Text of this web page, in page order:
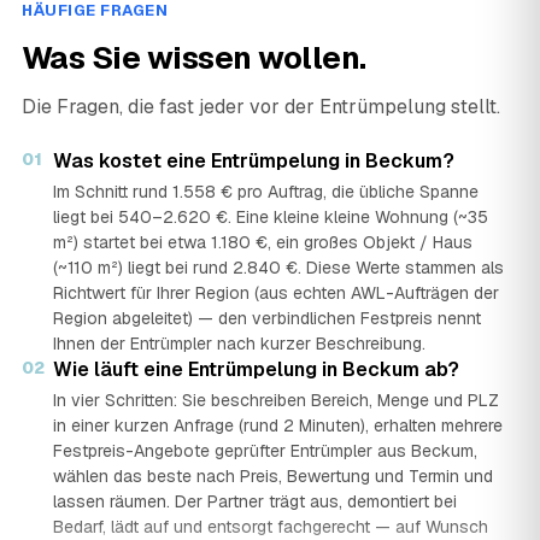
HÄUFIGE FRAGEN
Was Sie wissen wollen.
Die Fragen, die fast jeder vor der Entrümpelung stellt.
01 Was kostet eine Entrümpelung in Beckum?
Im Schnitt rund 1.558 € pro Auftrag, die übliche Spanne
liegt bei 540–2.620 €. Eine kleine kleine Wohnung (~35
m²) startet bei etwa 1.180 €, ein großes Objekt / Haus
(~110 m²) liegt bei rund 2.840 €. Diese Werte stammen als
Richtwert für Ihrer Region (aus echten AWL-Aufträgen der
Region abgeleitet) — den verbindlichen Festpreis nennt
Ihnen der Entrümpler nach kurzer Beschreibung.
02 Wie läuft eine Entrümpelung in Beckum ab?
In vier Schritten: Sie beschreiben Bereich, Menge und PLZ
in einer kurzen Anfrage (rund 2 Minuten), erhalten mehrere
Festpreis-Angebote geprüfter Entrümpler aus Beckum,
wählen das beste nach Preis, Bewertung und Termin und
lassen räumen. Der Partner trägt aus, demontiert bei
Bedarf, lädt auf und entsorgt fachgerecht — auf Wunsch